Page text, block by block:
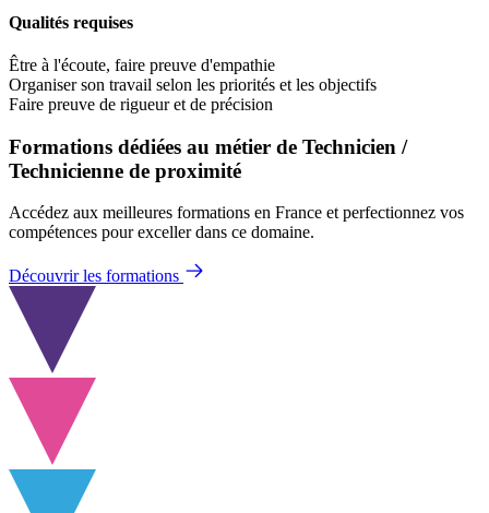
Qualités requises
Être à l'écoute, faire preuve d'empathie
Organiser son travail selon les priorités et les objectifs
Faire preuve de rigueur et de précision
Formations dédiées au métier de Technicien /
Technicienne de proximité
Accédez aux meilleures formations en France et perfectionnez vos
compétences pour exceller dans ce domaine.
Découvrir les formations